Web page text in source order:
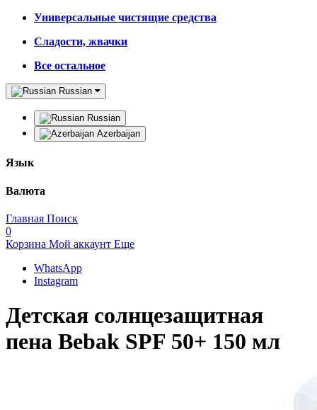
Универсальные чистящие средства
Сладости, жвачки
Все остальное
Russian
Russian
Azerbaijan
Язык
Валюта
Главная Поиск
0
Корзина Мой аккаунт Еще
WhatsApp
Instagram
Детская солнцезащитная
пена Bebak SPF 50+ 150 мл